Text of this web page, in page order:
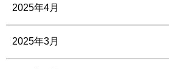
2025年4月
2025年3月